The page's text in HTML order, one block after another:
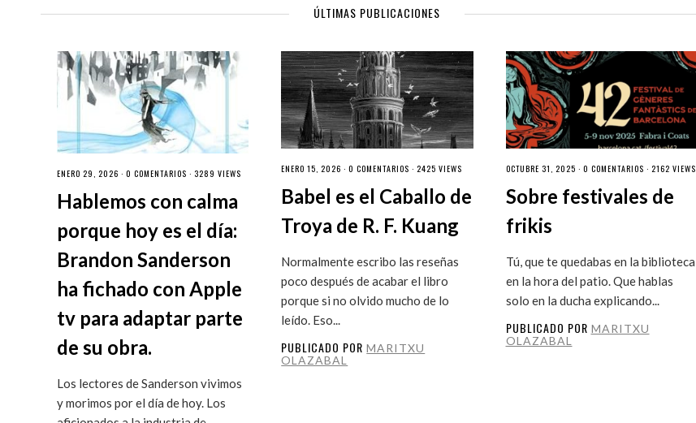
ÚLTIMAS PUBLICACIONES
ENERO 29, 2026 · 0 COMENTARIOS · 3289 VIEWS
Hablemos con calma
porque hoy es el día:
Brandon Sanderson
ha fichado con Apple
tv para adaptar parte
de su obra.
Los lectores de Sanderson vivimos
y morimos por el día de hoy. Los
ENERO 15, 2026 ·0 COMENTARIOS · 2425 VIEWS
Babel es el Caballo de
Troya de R. F. Kuang
Normalmente escribo las reseñas
poco después de acabar el libro
porque si no olvido mucho de lo
leído. Eso...
PUBLICADO PORMARITXU
OLAZABAL
OCTUBRE 31, 2025 · 0 COMENTARIOS · 2162 VIEWS
Sobre festivales de
frikis
Tú, que te quedabas en la biblioteca
en la hora del patio. Que hablas
solo en la ducha explicando...
PUBLICADO POR MARITXU
OLAZABAL